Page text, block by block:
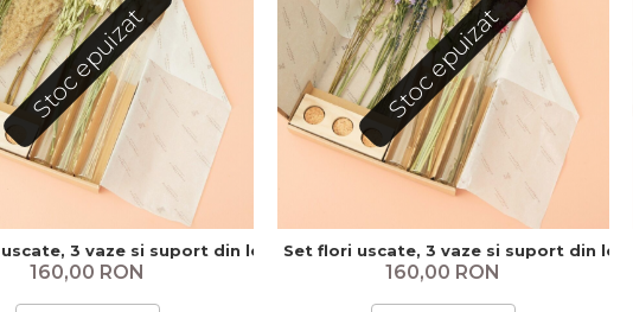
Stoc epuizat
3 vaze si suport din lemn - Natural
160,00 RON
Stoc epuizat
Set flori uscate, 3 vaze si suport din
160,00 RON